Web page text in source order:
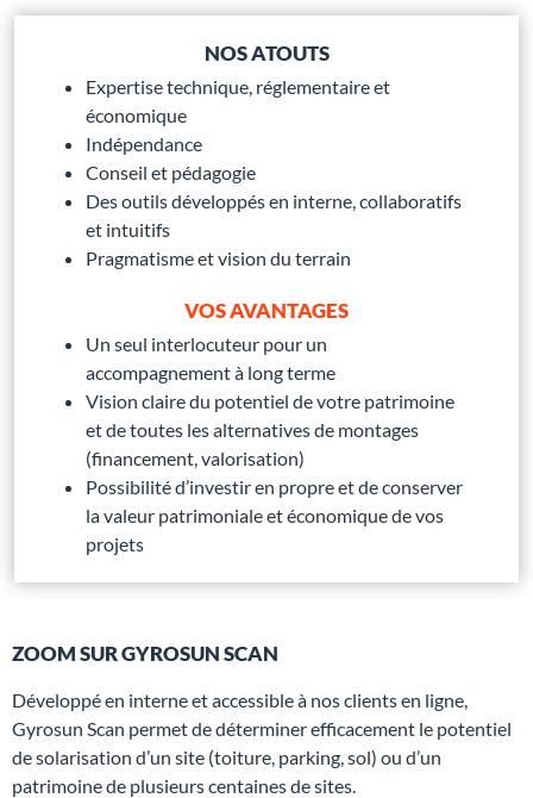
NOS ATOUTS
Expertise technique, réglementaire et
économique
Indépendance
Conseil et pédagogie
Des outils développés en interne, collaboratifs
et intuitifs
Pragmatisme et vision du terrain
VOS AVANTAGES
Un seul interlocuteur pour un
accompagnement à long terme
Vision claire du potentiel de votre patrimoine
et de toutes les alternatives de montages
(financement, valorisation)
Possibilité d’investir en propre et de conserver
la valeur patrimoniale et économique de vos
projets
ZOOM SUR GYROSUN SCAN
Développé en interne et accessible à nos clients en ligne,
Gyrosun Scan permet de déterminer efficacement le potentiel
de solarisation d’un site (toiture, parking, sol) ou d’un
patrimoine de plusieurs centaines de sites.